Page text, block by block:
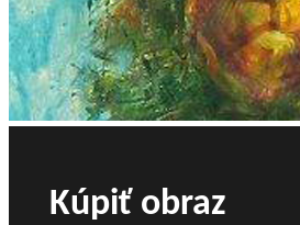
Kúpiť obraz